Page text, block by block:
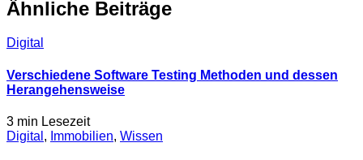
Ähnliche Beiträge
Digital
Verschiedene Software Testing Methoden und dessen
Herangehensweise
3 min Lesezeit
Digital , Immobilien, Wissen